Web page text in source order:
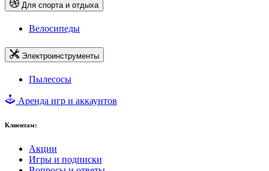
Для спорта и отдыха
Велосипеды
Электроинструменты
Пылесосы
Аренда игр и аккаунтов
Клиентам:
Акции
Игры и подписки